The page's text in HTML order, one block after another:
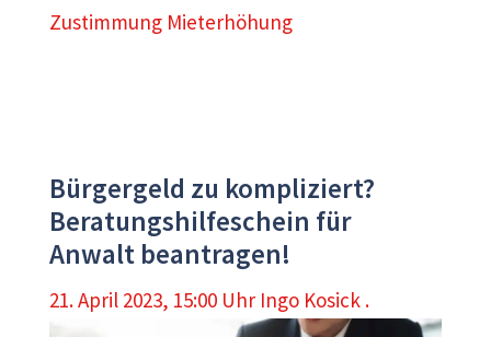
Zustimmung Mieterhöhung
Bürgergeld zu kompliziert?
Beratungshilfeschein für
Anwalt beantragen!
21. April 2023, 15:00 Uhr Ingo Kosick .